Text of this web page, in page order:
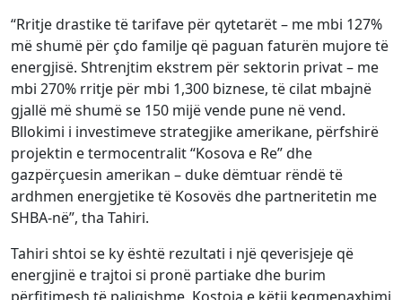
“Rritje drastike të tarifave për qytetarët – me mbi 127%
më shumë për çdo familje që paguan faturën mujore të
energjisë. Shtrenjtim ekstrem për sektorin privat – me
mbi 270% rritje për mbi 1,300 biznese, të cilat mbajnë
gjallë më shumë se 150 mijë vende pune në vend.
Bllokimi i investimeve strategjike amerikane, përfshirë
projektin e termocentralit “Kosova e Re” dhe
gazpërçuesin amerikan – duke dëmtuar rëndë të
ardhmen energjetike të Kosovës dhe partneritetin me
SHBA-në”, tha Tahiri.
Tahiri shtoi se ky është rezultati i një qeverisjeje që
energjinë e trajtoi si pronë partiake dhe burim